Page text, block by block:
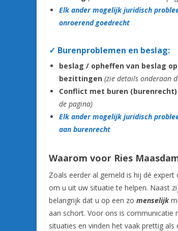
Elk ander mogelijk juridisch
onroerend goedrecht
✓ Burenproblemen en beslag:
beslag / opheffen van beslag
bezittingen (zie details onderaan
Conflict met buren (burenrecht)
de pagina)
Elk ander mogelijk juridisch
aan burenrecht
Waarom voor Ries
Zoals eerder al gemeld is hij dé
om u uit uw situatie te helpen. Naast
belangrijk dat u op een zo menselijk
aan schort. Voor ons is communicatie
situaties en vinden het vaak prettig